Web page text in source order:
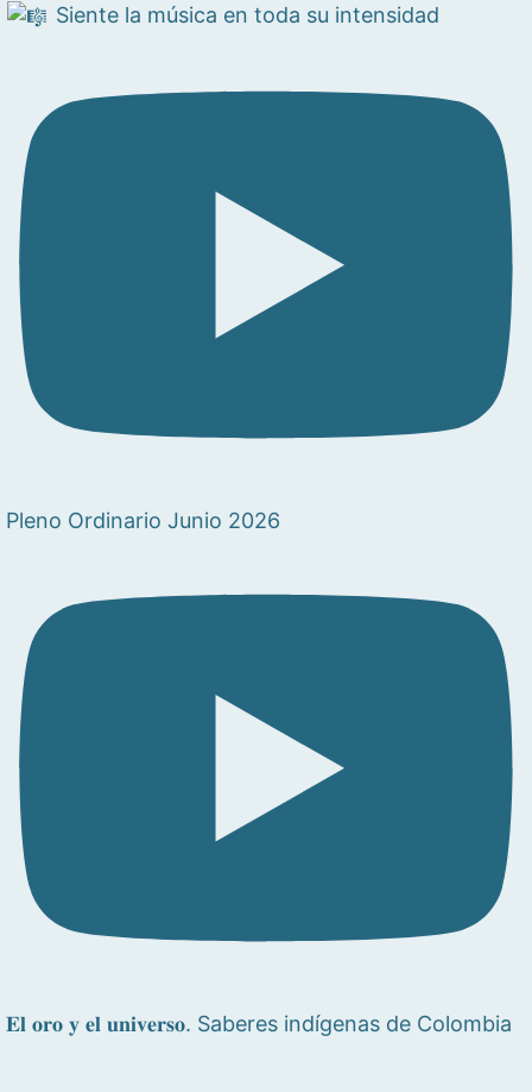
Siente la música en toda su intensidad
Pleno Ordinario Junio 2026
𝐄𝐥 𝐨𝐫𝐨 𝐲 𝐞𝐥 𝐮𝐧𝐢𝐯𝐞𝐫𝐬𝐨. Saberes indígenas de Colombia